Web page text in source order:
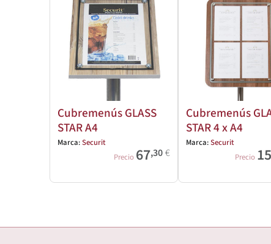
Cubremenús GLASS
STAR A4
Marca:Securit
Precio 67,30€
Cubremenús
STAR 4 x A4
Marca:Securit
Precio